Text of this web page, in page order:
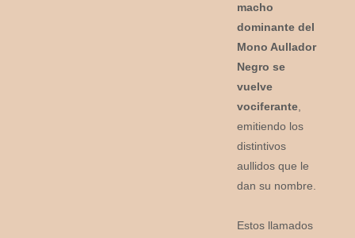
macho
dominante del
Mono Aullador
Negro se
vuelve
vociferante,
emitiendo los
distintivos
aullidos que le
dan su nombre.
Estos llamados